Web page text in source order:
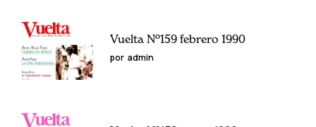
Vuelta Nº159 febrero 1990
por admin